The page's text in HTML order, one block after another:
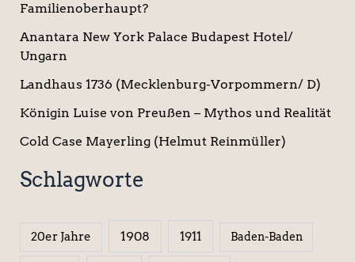
Familienoberhaupt?
Anantara New York Palace Budapest Hotel/
Ungarn
Landhaus 1736 (Mecklenburg-Vorpommern/ D)
Königin Luise von Preußen – Mythos und Realität
Cold Case Mayerling (Helmut Reinmüller)
Schlagworte
20er Jahre 1908 1911 Baden-Baden